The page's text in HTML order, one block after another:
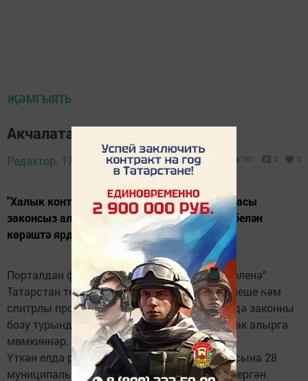
ҖӘМГЫЯТЬ
Акчалата бүләк
Редактор, 17 март 2017 - 13:24 781 0 0
"Халык контроле" дәүләт мәгълүмат системасы
законсыз алкоголь продукциясе әйләнеше белән
көрәштә ярдәм итә.
Порталдан файдаланучылар, "Халык контроленә"
Татарстан территориясендә алкоголь әйләнеше һәм
спитрлы продукцияләр җитештерү өлкәсендә законны
бозу турында хәбәр итүчеләр, акчалата бүләк алыр­га
мөмкиннәр.
Үткән елда республика мәгълүмат сис­темасына 28
муниципаль берәмлектән 625 мөрәҗәгать кергән.